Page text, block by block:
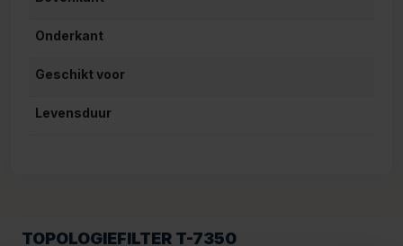
Onderkant
Geschikt voor
Levensduur
TOPOLOGIEFILTER T-7350